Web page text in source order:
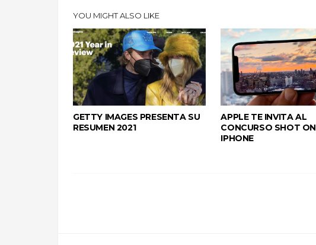
YOU MIGHT ALSO LIKE
GETTY IMAGES PRESENTA SU
RESUMEN 2021
APPLE TE INVITA AL
CONCURSO SHOT ON
IPHONE